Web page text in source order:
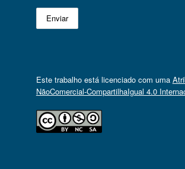
Este trabalho está licenciado com uma
NãoComercial-CompartilhaIgual 4.0